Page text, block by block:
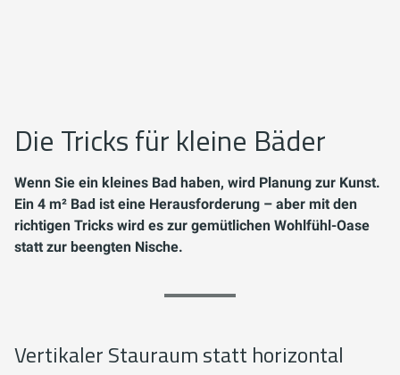
Die Tricks für kleine Bäder
Wenn Sie ein kleines Bad haben, wird Planung zur Kunst.
Ein 4 m² Bad ist eine Herausforderung – aber mit den
richtigen Tricks wird es zur gemütlichen Wohlfühl-Oase
statt zur beengten Nische.
Vertikaler Stauraum statt horizontal